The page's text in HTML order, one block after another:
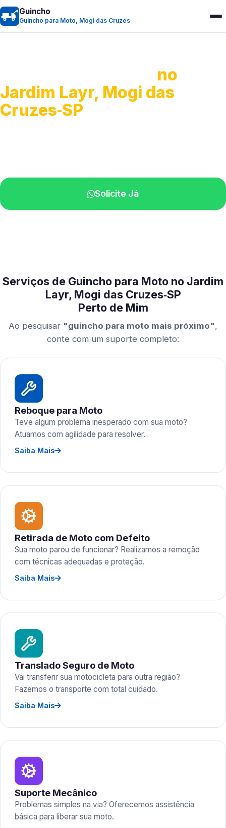
Guincho
Guincho para Moto, Mogi das Cruzes
no
Jardim Layr, Mogi das
Cruzes‑SP
Solicite Já
Serviços de Guincho para Moto no Jardim
Layr, Mogi das Cruzes‑SP
Perto de Mim
Ao pesquisar "guincho para moto mais próximo",
conte com um suporte completo:
Reboque para Moto
Teve algum problema inesperado com sua moto?
Atuamos com agilidade para resolver.
Saiba Mais
Retirada de Moto com Defeito
Sua moto parou de funcionar? Realizamos a remoção
com técnicas adequadas e proteção.
Saiba Mais
Translado Seguro de Moto
Vai transferir sua motocicleta para outra região?
Fazemos o transporte com total cuidado.
Saiba Mais
Suporte Mecânico
Problemas simples na via? Oferecemos assistência
básica para liberar sua moto.